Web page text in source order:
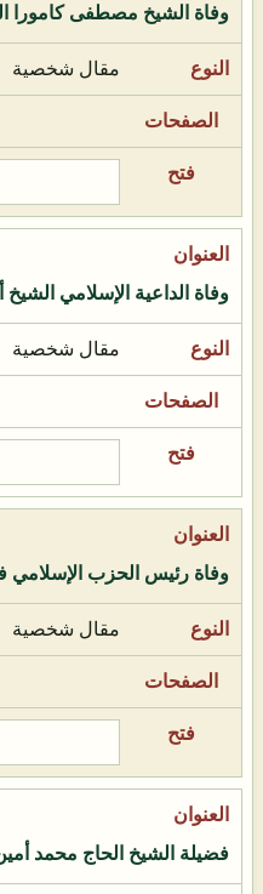
وفاة الشيخ مصطفى كامورا
مقال شخصية
وفاة الداعية الإسلامي
مقال شخصية
وفاة رئيس الحزب الإسلامي
مقال شخصية
فضيلة الشيخ الحاج محمد